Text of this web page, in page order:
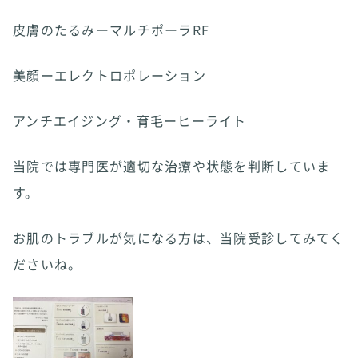
皮膚のたるみーマルチポーラRF
美顔ーエレクトロポレーション
アンチエイジング・育毛ーヒーライト
当院では専門医が適切な治療や状態を判断していま
す。
お肌のトラブルが気になる方は、当院受診してみてく
ださいね。